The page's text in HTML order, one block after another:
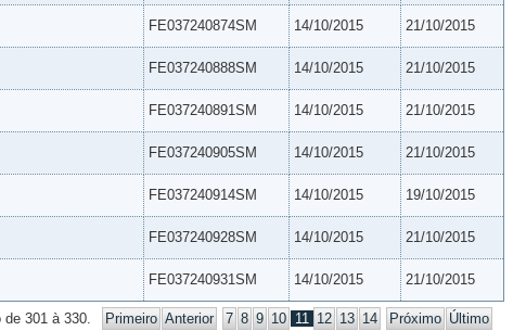
FE037240874SM 14/10/2015 21/10/2015
FE037240888SM 14/10/2015 21/10/2015
FE037240891SM 14/10/2015 21/10/2015
FE037240905SM 14/10/2015 21/10/2015
FE037240914SM 14/10/2015 19/10/2015
FE037240928SM 14/10/2015 21/10/2015
FE037240931SM 14/10/2015 21/10/2015
301 à 330. Primeiro Anterior 7 8 9 10 11 12 13 14 Próximo Último